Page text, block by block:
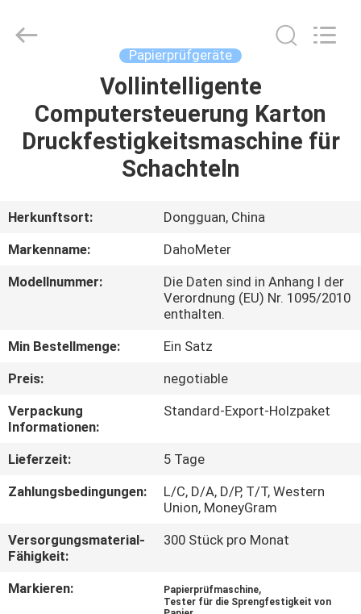
PRODUKTE
UNS
AUSFLUG
QUALITÄTSKONTROLLE
TRETEN
SIE
MIT
UNS
VERBINDUNG
FORDERN
Developed
Papierprüfgeräte
Vollintelligente
Computersteuerung Karton
Druckfestigkeitsmaschine für
Schachteln
Herkunftsort:
Dongguan, China
Markenname:
DahoMeter
Modellnummer:
Die Daten sind in Anhang I der
Verordnung (EU) Nr. 1095/2010
enthalten.
Min Bestellmenge:
Ein Satz
Preis:
negotiable
Verpackung
Informationen:
Standard-Export-Holzpaket
Lieferzeit:
5 Tage
Zahlungsbedingungen:
L/C, D/A, D/P, T/T, Western
Union, MoneyGram
Versorgungsmaterial-
Fähigkeit:
300 Stück pro Monat
Markieren: Papierprüfmaschine,
Tester für die Sprengfestigkeit von